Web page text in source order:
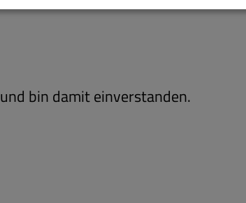
und bin damit einverstanden.